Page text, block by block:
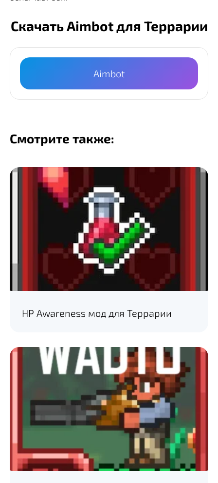
Скачать Aimbot для Террарии
Aimbot
Смотрите также:
HP Awareness мод для Террарии